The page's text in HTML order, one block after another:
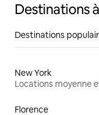
Destinations
Destinations
New York
Florence